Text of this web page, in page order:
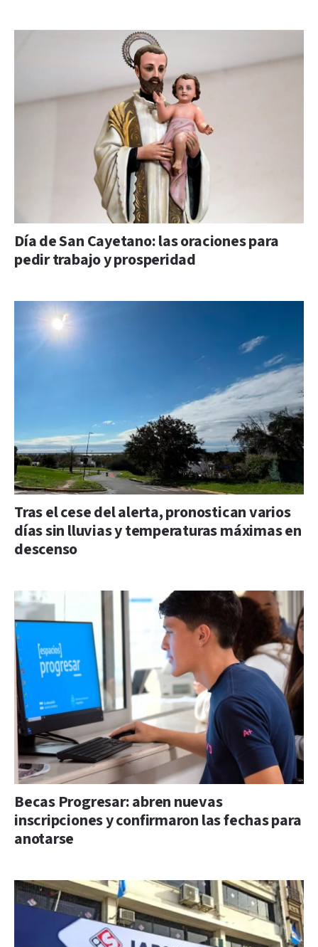
Día de San Cayetano: las oraciones para
pedir trabajo y prosperidad
Tras el cese del alerta, pronostican varios
días sin lluvias y temperaturas máximas en
descenso
Becas Progresar: abren nuevas
inscripciones y confirmaron las fechas para
anotarse